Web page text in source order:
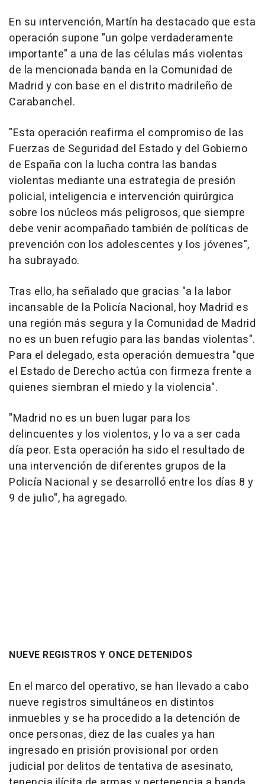
En su intervención, Martín ha destacado que esta
operación supone "un golpe verdaderamente
importante" a una de las células más violentas
de la mencionada banda en la Comunidad de
Madrid y con base en el distrito madrileño de
Carabanchel.
"Esta operación reafirma el compromiso de las
Fuerzas de Seguridad del Estado y del Gobierno
de España con la lucha contra las bandas
violentas mediante una estrategia de presión
policial, inteligencia e intervención quirúrgica
sobre los núcleos más peligrosos, que siempre
debe venir acompañado también de políticas de
prevención con los adolescentes y los jóvenes",
ha subrayado.
Tras ello, ha señalado que gracias "a la labor
incansable de la Policía Nacional, hoy Madrid es
una región más segura y la Comunidad de Madrid
no es un buen refugio para las bandas violentas".
Para el delegado, esta operación demuestra "que
el Estado de Derecho actúa con firmeza frente a
quienes siembran el miedo y la violencia".
"Madrid no es un buen lugar para los
delincuentes y los violentos, y lo va a ser cada
día peor. Esta operación ha sido el resultado de
una intervención de diferentes grupos de la
Policía Nacional y se desarrolló entre los días 8 y
9 de julio", ha agregado.
NUEVE REGISTROS Y ONCE DETENIDOS
En el marco del operativo, se han llevado a cabo
nueve registros simultáneos en distintos
inmuebles y se ha procedido a la detención de
once personas, diez de las cuales ya han
ingresado en prisión provisional por orden
judicial por delitos de tentativa de asesinato,